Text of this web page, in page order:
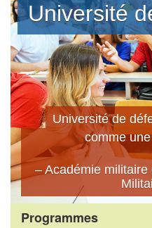
Université
Université de
comme
– Académie
Programmes